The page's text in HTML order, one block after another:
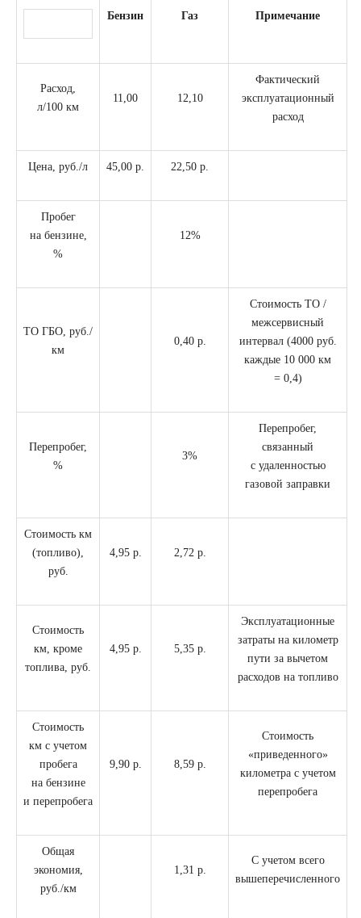
Бензин Газ Примечание
Расход,
л/100 км
11,00 12,10
Фактический
эксплуатационный
расход
Цена, руб./л 45,00 р. 22,50 р.
Пробег
на бензине,
%
12%
ТО ГБО, руб./
км
0,40 р.
Стоимость ТО /
межсервисный
интервал (4000 руб.
каждые 10 000 км
= 0,4)
Перепробег,
%
3%
Перепробег,
связанный
с удаленностью
газовой заправки
Стоимость км
(топливо),
руб.
4,95 р. 2,72 р.
Стоимость
км, кроме
топлива, руб.
4,95 р. 5,35 р.
Эксплуатационные
затраты на километр
пути за вычетом
расходов на топливо
Стоимость
км с учетом
пробега
на бензине
и перепробега
9,90 р. 8,59 р.
Стоимость
«приведенного»
километра с учетом
перепробега
Общая
экономия,
руб./км
1,31 р.
С учетом всего
вышеперечисленного